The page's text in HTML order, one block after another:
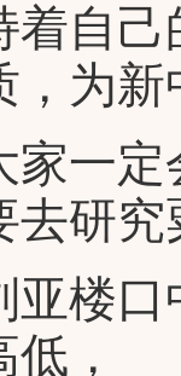
着自
，为
一定
去研
楼口
，